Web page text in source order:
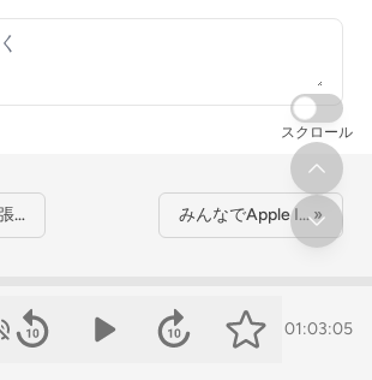
01:03:05
… みんなでApple I… »
スクロール